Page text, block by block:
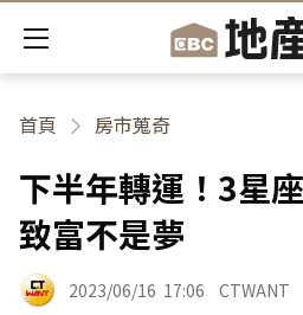
首頁 房市蒐奇
下半年轉運！3星
致富不是夢
2023/06/16 17:06 CTWANT